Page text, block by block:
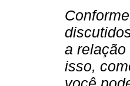
a
isso,